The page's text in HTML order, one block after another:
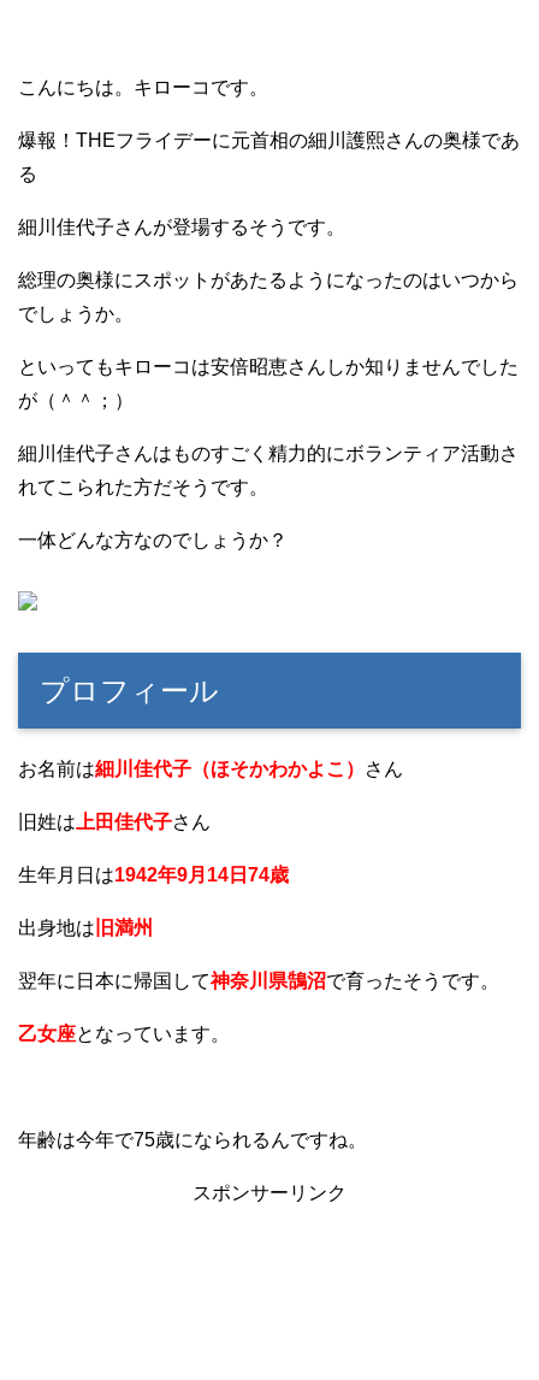
こんにちは。キローコです。
爆報！THEフライデーに元首相の細川護熙さんの奥様であ
る
細川佳代子さんが登場するそうです。
総理の奥様にスポットがあたるようになったのはいつから
でしょうか。
といってもキローコは安倍昭恵さんしか知りませんでした
が（＾＾；）
細川佳代子さんはものすごく精力的にボランティア活動さ
れてこられた方だそうです。
一体どんな方なのでしょうか？
プロフィール
お名前は細川佳代子（ほそかわかよこ） さん
旧姓は 上田佳代子さん
生年月日は1942年9月14日74歳
出身地は 旧満州
翌年に日本に帰国して神奈川県鵠沼で育ったそうです。
乙女座となっています。
年齢は今年で75歳になられるんですね。
スポンサーリンク